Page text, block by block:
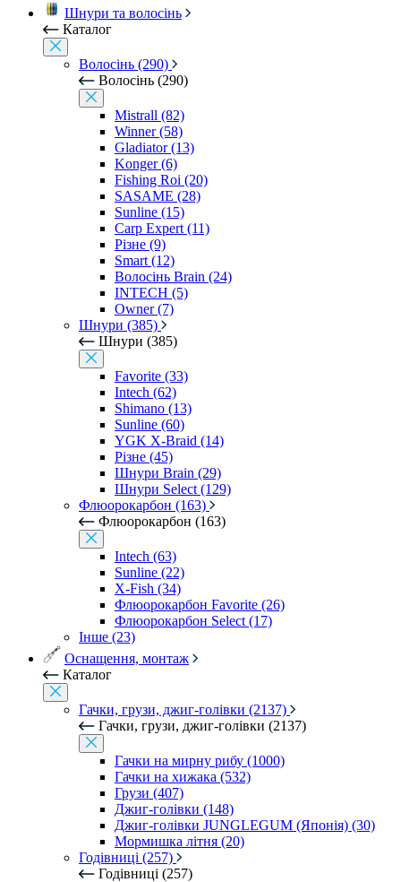
Шнури та волосінь
Каталог
Волосінь (290)
Волосінь (290)
Mistrall (82)
Winner (58)
Gladiator (13)
Konger (6)
Fishing Roi (20)
SASAME (28)
Sunline (15)
Carp Expert (11)
Різне (9)
Smart (12)
Волосінь Brain (24)
INTECH (5)
Owner (7)
Шнури (385)
Шнури (385)
Favorite (33)
Intech (62)
Shimano (13)
Sunline (60)
YGK X-Braid (14)
Різне (45)
Шнури Brain (29)
Шнури Select (129)
Флюорокарбон (163)
Флюорокарбон (163)
Intech (63)
Sunline (22)
X-Fish (34)
Флюорокарбон Favorite (26)
Флюорокарбон Select (17)
Інше (23)
Оснащення, монтаж
Каталог
Гачки, грузи, джиг-голівки (2137)
Гачки, грузи, джиг-голівки (2137)
Гачки на мирну рибу (1000)
Гачки на хижака (532)
Грузи (407)
Джиг-голівки (148)
Джиг-голівки JUNGLEGUM (Японія) (30)
Мормишка літня (20)
Годівниці (257)
Годівниці (257)